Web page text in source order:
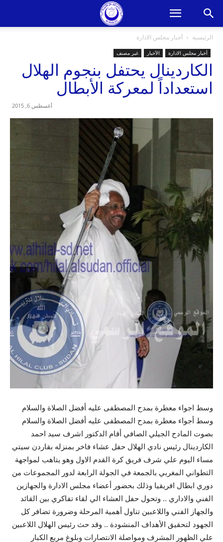
الرئيسية أخبار مجلس الادارة
أخبار مجلس الادارة الأخبار غير مصنف
الكاردينال يحتفل بنجوم الهلال
استعداداً لمعركة الأبطال
أغسطس 6, 2015
وسط اجواء معطرة بمدح المصطفى عليه أفضل الصلاة والسلام
وسط أجواء معطرة بمدح المصطفى عليه أفضل الصلاة والسلام
بصوت المادح الجيلي الصافي أقام الدكتور اشرف سيد احمد
الكاردينال رئيس نادي الهلال حفل عشاء فاخر بمنزله بقاردن سيتي
مساء اليوم علي شرف فريق كرة القدم الاول وهو يتاهب لمواجهة
التطواني المغربي بالجمعة في الجولة الرابعة لدور المجموعات من
دوري ابطال افريقيا وذلك بحضور أعضاء مجلس الادارة والجهازين
الفني والاداري .. وتحول حفل العشاء الي لقاء تفاكري بين القائد
والجهاز الفني واللاعبين تناول أهمية المرحلة وضرورة تضافر كل
الجهود لتحقيق الأهداف المنشودة .. وقد حث رئيس الهلال اللاعبين
علي الظهور المشرف ومواصلة الانتصارات وبلوغ مربع الكبار